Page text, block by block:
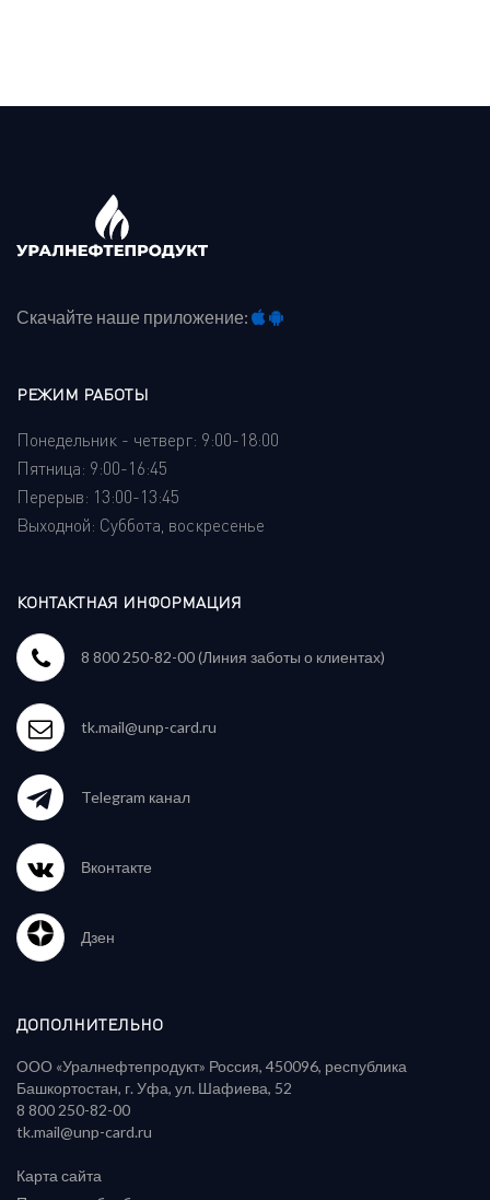
Скачайте наше приложение:
РЕЖИМ РАБОТЫ
Понедельник - четверг: 9:00-18:00
Пятница: 9:00-16:45
Перерыв: 13:00-13:45
Выходной: Суббота, воскресенье
КОНТАКТНАЯ ИНФОРМАЦИЯ
8 800 250-82-00 (Линия заботы о клиентах)
tk.mail@unp-card.ru
Telegram канал
Вконтакте
Дзен
ДОПОЛНИТЕЛЬНО
ООО «Уралнефтепродукт» Россия, 450096, республика
Башкортостан, г. Уфа, ул. Шафиева, 52
‪8 800 250-82-00‬
tk.mail@unp-card.ru
Карта сайта